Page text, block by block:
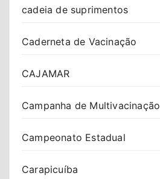
cadeia de suprimentos
Caderneta de Vacinação
CAJAMAR
Campanha de Multivacinação
Campeonato Estadual
Carapicuíba